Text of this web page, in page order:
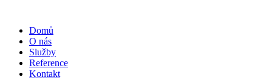
obsahuDomů
O nás
Služby
Reference
Kontakt